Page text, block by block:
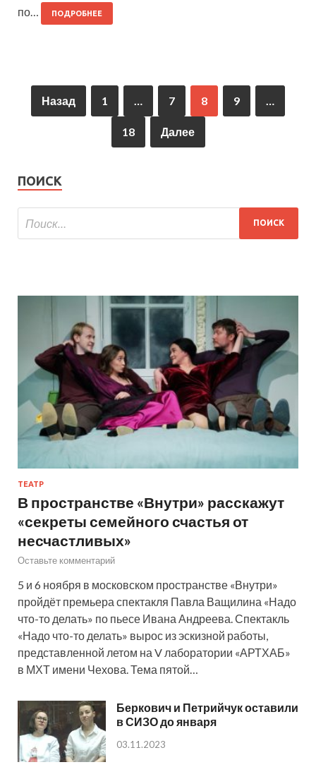
по… ПОДРОБНЕЕ
Назад 1 7 8 9
18 Далее
ПОИСК
ТЕАТР
В пространстве «Внутри» расскажут
«секреты семейного счастья от
несчастливых»
Оставьте комментарий
5 и 6 ноября в московском пространстве «Внутри»
пройдёт премьера спектакля Павла Ващилина «Надо
что-то делать» по пьесе Ивана Андреева. Спектакль
«Надо что-то делать» вырос из эскизной работы,
представленной летом на V лаборатории «АРТХАБ»
в МХТ имени Чехова. Тема пятой…
Беркович и Петрийчук оставили
в СИЗО до января
03.11.2023